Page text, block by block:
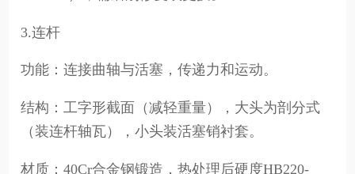
3.连杆
功能：连接曲轴与活塞，传递力和运动。
结构：工字形截面（减轻重量），大头为剖分式
（装连杆轴瓦），小头装活塞销衬套。
材质：40Cr合金钢锻造，热处理后硬度HB220-